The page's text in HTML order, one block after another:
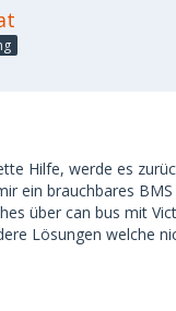
Hilfe, werde es
ein brauchbares
über can bus mit
Lösungen welche